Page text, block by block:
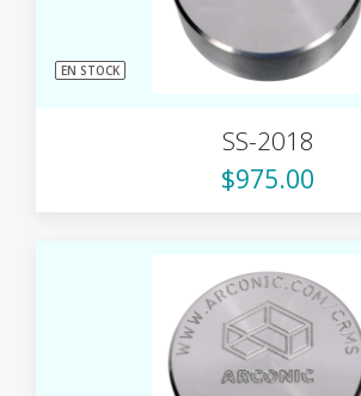
EN STOCK
SS-2018
$975.00